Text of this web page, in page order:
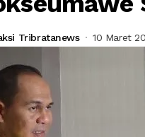
Tribratanews 10 Maret